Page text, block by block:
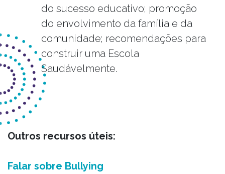
do sucesso educativo; promoção
do envolvimento da família e da
comunidade; recomendações para
construir uma Escola
Saudávelmente.
Outros recursos úteis:
Falar sobre Bullying